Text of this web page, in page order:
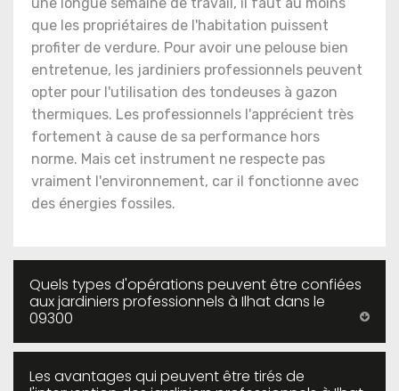
que les propriétaires de l'habitation puissent
profiter de verdure. Pour avoir une pelouse bien
entretenue, les jardiniers professionnels peuvent
opter pour l'utilisation des tondeuses à gazon
thermiques. Les professionnels l'apprécient très
fortement à cause de sa performance hors
norme. Mais cet instrument ne respecte pas
vraiment l'environnement, car il fonctionne avec
des énergies fossiles.
Quels types d'opérations peuvent être confiées
aux jardiniers professionnels à Ilhat dans le
09300
Les avantages qui peuvent être tirés de